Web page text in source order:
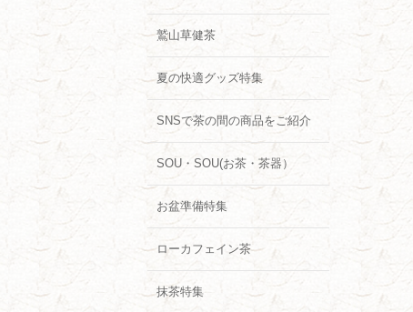
鷲山草健茶
夏の快適グッズ特集
SNSで茶の間の商品をご紹介
SOU・SOU(お茶・茶器）
お盆準備特集
ローカフェイン茶
抹茶特集